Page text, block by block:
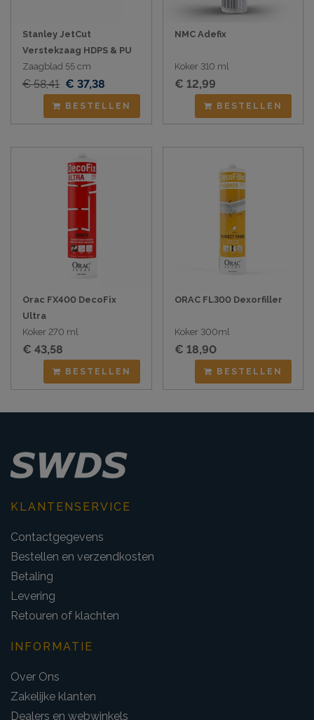
Stanley JetCut
Verstekzaag HDPS & PU
Zaagblad 55 cm
€ 58,41 € 37,38
BESTELLEN
NMC Adefix
Koker 310 ml
€ 12,99
BESTELLEN
Orac FX400 DecoFix
Ultra
Koker 270 ml
€ 43,58
BESTELLEN
ORAC FL300 Dexorfiller
Koker 300ml
€ 18,90
BESTELLEN
KLANTENSERVICE
Contactgegevens
Bestellen en verzendkosten
Betaling
Levering
Retouren of klachten
INFORMATIE
Over Ons
Zakelijke klanten
Dealers en webwinkels